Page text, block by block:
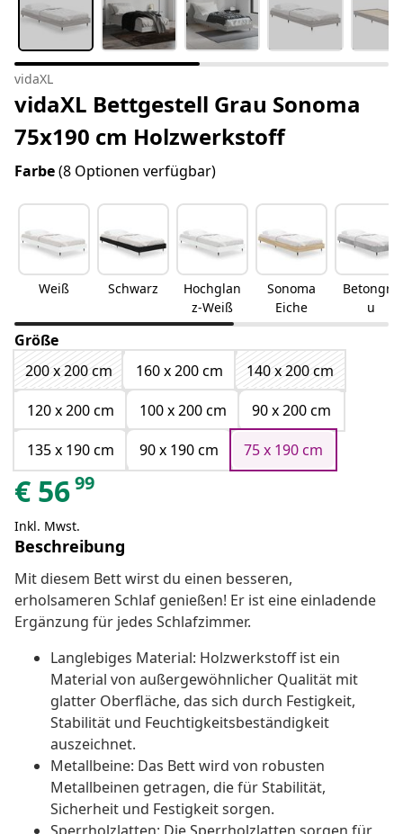
vidaXL
vidaXL Bettgestell Grau Sonoma
75x190 cm Holzwerkstoff
Farbe(8 Optionen verfügbar)
Weiß Schwarz
Hochglan
z-Weiß
Sonoma
Eiche
Betongra
u
Größe
200 x 200 cm
160 x 200 cm
140 x 200 cm
120 x 200 cm
100 x 200 cm
90 x 200 cm
135 x 190 cm
90 x 190 cm 75 x 190 cm
€ 5699
Inkl. Mwst.
Beschreibung
Mit diesem Bett wirst du einen besseren,
erholsameren Schlaf genießen! Er ist eine einladende
Ergänzung für jedes Schlafzimmer.
Langlebiges Material: Holzwerkstoff ist ein
Material von außergewöhnlicher Qualität mit
glatter Oberfläche, das sich durch Festigkeit,
Stabilität und Feuchtigkeitsbeständigkeit
auszeichnet.
Metallbeine: Das Bett wird von robusten
Metallbeinen getragen, die für Stabilität,
Sicherheit und Festigkeit sorgen.